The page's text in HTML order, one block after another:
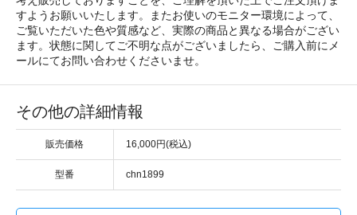
すようお願いいたします。またお使いのモニター環境によって、
ご覧いただいた色や質感など、実際の商品と異なる場合がござい
ます。状態に関してご不明な点がございましたら、ご購入前にメ
ールにてお問い合わせくださいませ。
その他の詳細情報
販売価格 16,000円(税込)
型番 chn1899